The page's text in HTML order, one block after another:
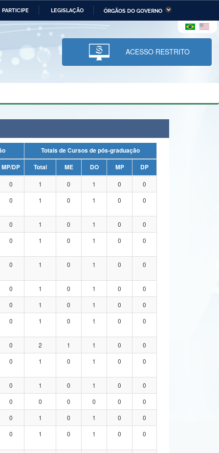
PARTICIPE LEGISLAÇÃO ÓRGÃOS DO GOVERNO
da Economia Ministério da Infraestrutura
Ministério da Ciência,
Tecnologia, Inovações e
Comunicações
Direitos Humanos
ACESSO RESTRITO
Totais de Cursos de pós-graduação
MP/DP Total ME DO MP
DP
0 1 0 1 0
0
0 1 0 1 0 0
0 1 0 1 0
0
0 1 0 1 0 0
0 1 0 1 0 0
0 1 0 1 0
0
0 1 0 1 0
0
0 1 0 1 0 0
0 2 1 1 0
0
0 1 0 1 0 0
0 1 0 1 0
0
0 0 0 0 0
0
0 1 0 1 0
0
0 1 0 1 0 0